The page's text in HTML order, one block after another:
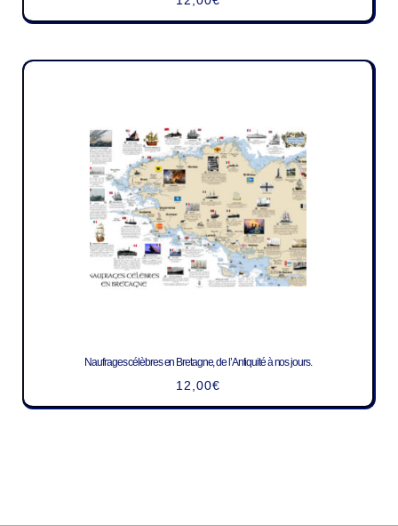
Naufrages célèbres en Bretagne, de l’Antiquité à nos jours.
12,00€